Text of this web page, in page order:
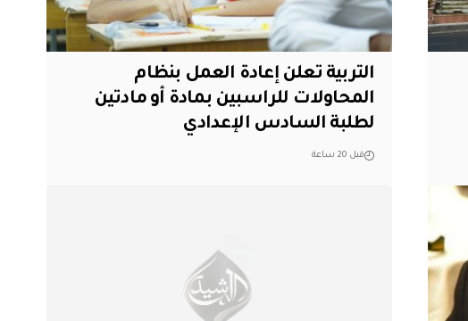
التربية تعلن إعادة العمل بنظام
المحاولات للراسبين بمادة أو مادتين
لطلبة السادس الإعدادي
قبل 20 ساعة